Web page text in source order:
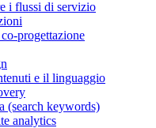
i flussi di servizio
progettazione
e il linguaggio
(search keywords)
analytics